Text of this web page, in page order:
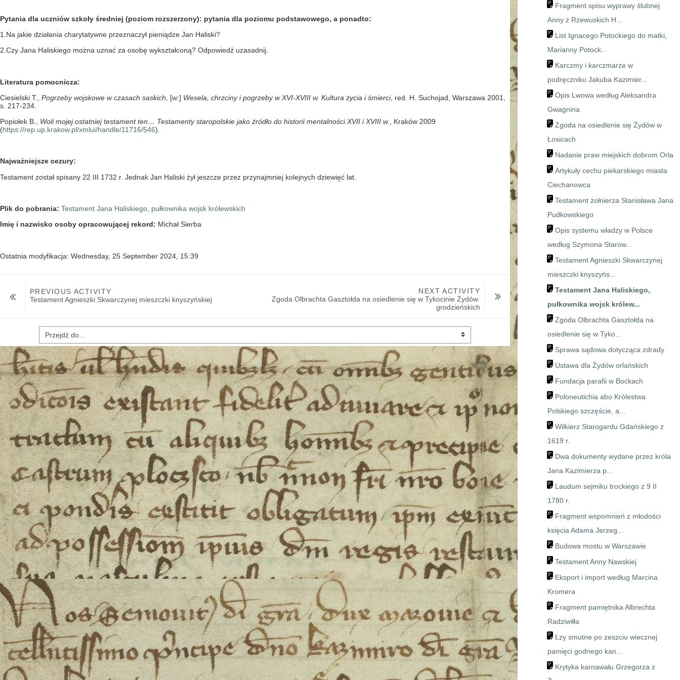
Pytania dla uczniów szkoły średniej (poziom rozszerzony): pytania dla poziomu podstawowego, a ponadto:
1.Na jakie działania charytatywne przeznaczył pieniądze Jan Haliski?
2.Czy Jana Haliskiego można uznać za osobę wykształconą? Odpowiedź uzasadnij.
Literatura pomocnicza:
Ciesielski T., Pogrzeby wojskowe w czasach saskich , [w:] Wesela, chrzciny i pogrzeby w XVI-XVIII w. Kultura życia i śmierci, red. H. Suchojad, Warszawa 2001,
s. 217-234.
Popiołek B., Woli mojej ostatniej testament ten… Testamenty staropolskie jako źródło do historii mentalności XVII i XVIII w.
, Kraków 2009
(https://rep.up.krakow.pl/xmlui/handle/11716/546).
Najważniejsze cezury:
Testament został spisany 22 III 1732 r. Jednak Jan Haliski żył jeszcze przez przynajmniej kolejnych dziewięć lat.
Plik do pobrania: Testament Jana Haliskiego, pułkownika wojsk królewskich
Imię i nazwisko osoby opracowującej rekord: Michał Sierba
Ostatnia modyfikacja: Wednesday, 25 September 2024, 15:39
PREVIOUS ACTIVITY
Testament Agnieszki Skwarczynej mieszczki knyszyńskiej
NEXT ACTIVITY
Zgoda Olbrachta Gasztołda na osiedlenie się w Tykocinie Żydów
grodzieńskich
Fragment spisu wyprawy ślubnej
Anny z Rzewuskich H...
List Ignacego Potockiego do matki,
Marianny Potock...
Karczmy i karczmarze w
podręczniku Jakuba Kazimier...
Opis Lwowa według Aleksandra
Gwagnina
Zgoda na osiedlenie się Żydów w
Łosicach
Nadanie praw miejskich dobrom Orla
Artykuły cechu piekarskiego miasta
Ciechanowca
Testament żołnierza Stanisława Jana
Pudkowskiego
Opis systemu władzy w Polsce
według Szymona Starow...
Testament Agnieszki Skwarczynej
mieszczki knyszyńs...
Testament Jana Haliskiego,
pułkownika wojsk królew...
Zgoda Olbrachta Gasztołda na
osiedlenie się w Tyko...
Sprawa sądowa dotycząca zdrady
Ustawa dla Żydów orlańskich
Fundacja parafii w Boćkach
Poloneutichia abo Królestwa
Polskiego szczęście, a...
Wilkierz Starogardu Gdańskiego z
1619 r.
Dwa dokumenty wydane przez króla
Jana Kazimierza p...
Laudum sejmiku trockiego z 9 II
1780 r.
Fragment wspomnień z młodości
księcia Adama Jerzeg...
Budowa mostu w Warszawie
Testament Anny Nawskiej
Eksport i import według Marcina
Kromera
Fragment pamiętnika Albrechta
Radziwiłła
Łzy smutne po zeszciu wiecznej
pamięci godnego kan...
Krytyka karnawału Grzegorza z